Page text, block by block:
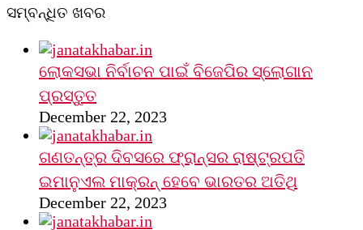
ସମ୍ବନ୍ଧିତ ଖବର
ଲୋକସଭା ନିର୍ବାଚନ ପାଇଁ ବିଜେପିର ସ୍ଲୋଗାନ
ପ୍ରସ୍ତୁତ
December 22, 2023
ଗଣତନ୍ତ୍ର ଦିବସରେ ଫ୍ରାନ୍ସର ରାଷ୍ଟ୍ରପତି
ଇମାନୁଏଲ ମାକ୍ରନ୍‌ ହେବେ ଭାରତର ଅତିଥି
December 22, 2023